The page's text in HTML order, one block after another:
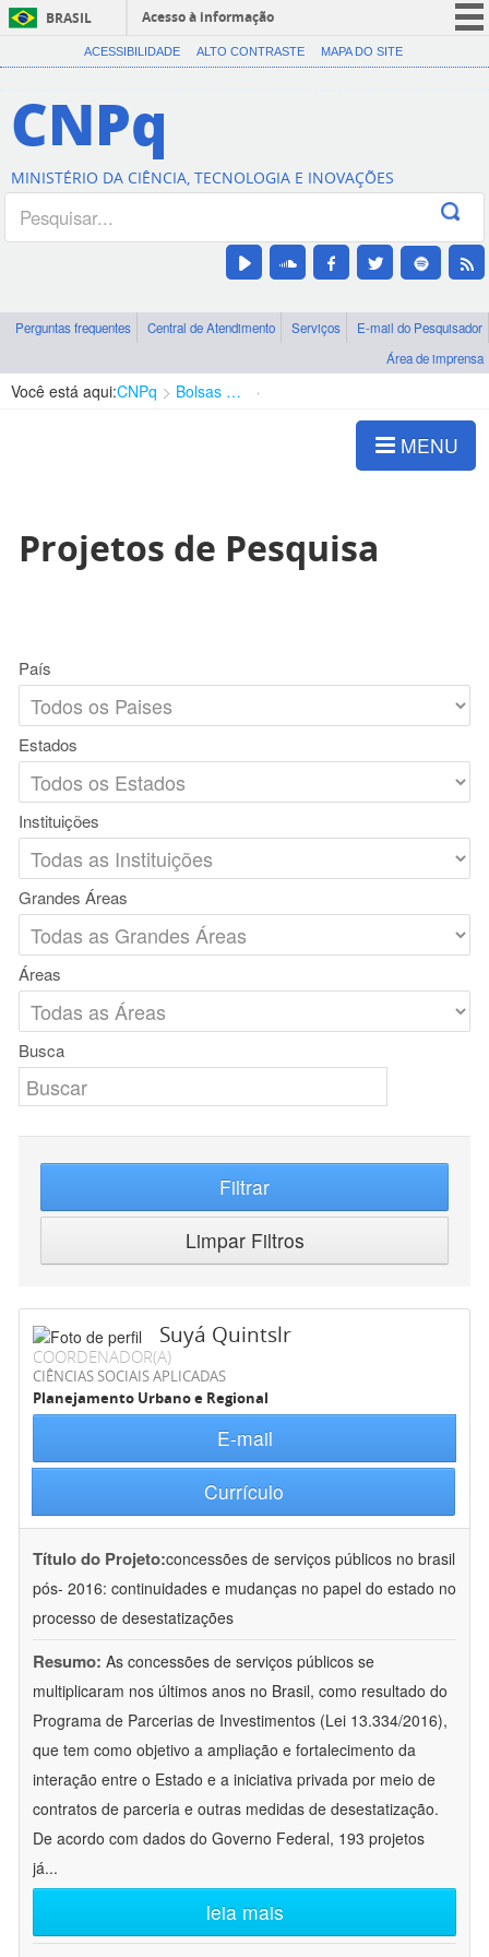
BRASIL
Acesso à informação
CORONAVÍRUS (COVID-19)
Canais
ACESSIBILIDADE ALTO CONTRASTE MAPA DO SITE
CNPq
MINISTÉRIO DA CIÊNCIA, TECNOLOGIA E INOVAÇÕES
Perguntas frequentes Central de Atendimento Serviços
E-mail do Pesquisador
Área de imprensa
Você está aqui:CNPq Bolsas e Auxílios Vigentes
MENU
Projetos de Pesquisa
País
Estados
Instituições
Grandes Áreas
Áreas
Busca
Filtrar
Limpar Filtros
Suyá Quintslr
COORDENADOR(A)
CIÊNCIAS SOCIAIS APLICADAS
Planejamento Urbano e Regional
E-mail
Currículo
Título do Projeto:concessões de serviços públicos no brasil
pós- 2016: continuidades e mudanças no papel do estado no
processo de desestatizações
Resumo: As concessões de serviços públicos se
multiplicaram nos últimos anos no Brasil, como resultado do
Programa de Parcerias de Investimentos (Lei 13.334/2016),
que tem como objetivo a ampliação e fortalecimento da
interação entre o Estado e a iniciativa privada por meio de
contratos de parceria e outras medidas de desestatização.
De acordo com dados do Governo Federal, 193 projetos
já...
leia mais